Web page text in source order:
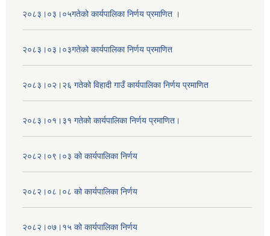
२०८३।०३।०५गतेको कार्यपालिका निर्णय प्रमाणित ।
२०८३।०३।०३गतेको कार्यपालिका निर्णय प्रमाणित
२०८३।०२।२६ गतेको विहादी गाउँ कार्यपालिका निर्णय प्रमाणित
२०८३।०१।३१ गतेको कार्यपालिका निर्णय प्रमाणित।
२०८२।०९।०३ को कार्यपालिका निर्णय
२०८२।०८।०८ को कार्यपालिका निर्णय
२०८२।०७।१५ को कार्यपालिका निर्णय